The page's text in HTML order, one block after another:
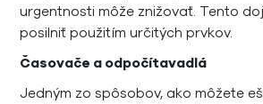
urgentnosti môže znižovať. Tento
posilniť použitím určitých prvkov.
Časovače a odpočítavadlá
Jedným zo spôsobov, ako môžete